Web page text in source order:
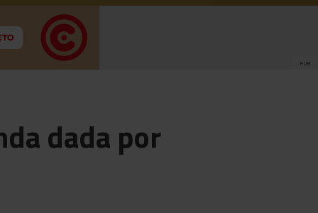
PUB
dada por